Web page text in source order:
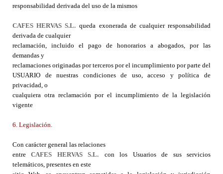
responsabilidad derivada del uso de la mismos
CAFES HERVAS S.L. queda exonerada de cualquier responsabilidad
derivada de cualquier
reclamación, incluido el pago de honorarios a abogados, por las
demandas y
reclamaciones originadas por terceros por el incumplimiento por parte del
USUARIO de nuestras condiciones de uso, acceso y política de
privacidad, o
cualquiera otra reclamación por el incumplimiento de la legislación
vigente
6. Legislación.
Con carácter general las relaciones
entreCAFES HERVAS S.L.
con los Usuarios de sus servicios
telemáticos, presentes en este